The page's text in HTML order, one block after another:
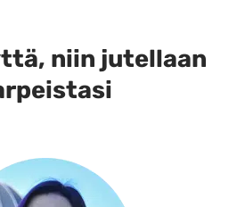
niin jutellaan